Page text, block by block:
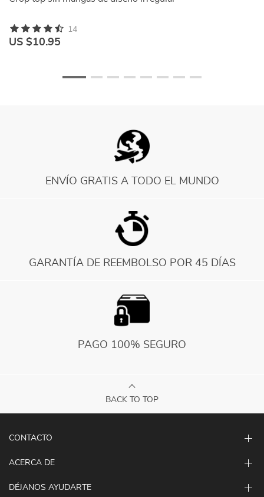
US $10.95
14
ENVÍO GRATIS A TODO EL MUNDO
GARANTÍA DE REEMBOLSO POR 45 DÍAS
PAGO 100% SEGURO
BACK TO TOP
CONTACTO
ACERCA DE
DÉJANOS AYUDARTE